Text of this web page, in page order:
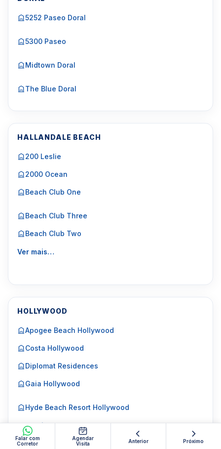
Falar com
Corretor
Agendar
Visita
Anterior Próximo
5252 Paseo Doral
5300 Paseo
Midtown Doral
The Blue Doral
HALLANDALE BEACH
200 Leslie
2000 Ocean
Beach Club One
Beach Club Three
Beach Club Two
Ver mais…
HOLLYWOOD
Apogee Beach Hollywood
Costa Hollywood
Diplomat Residences
Gaia Hollywood
Hyde Beach Resort Hollywood
Ver mais…